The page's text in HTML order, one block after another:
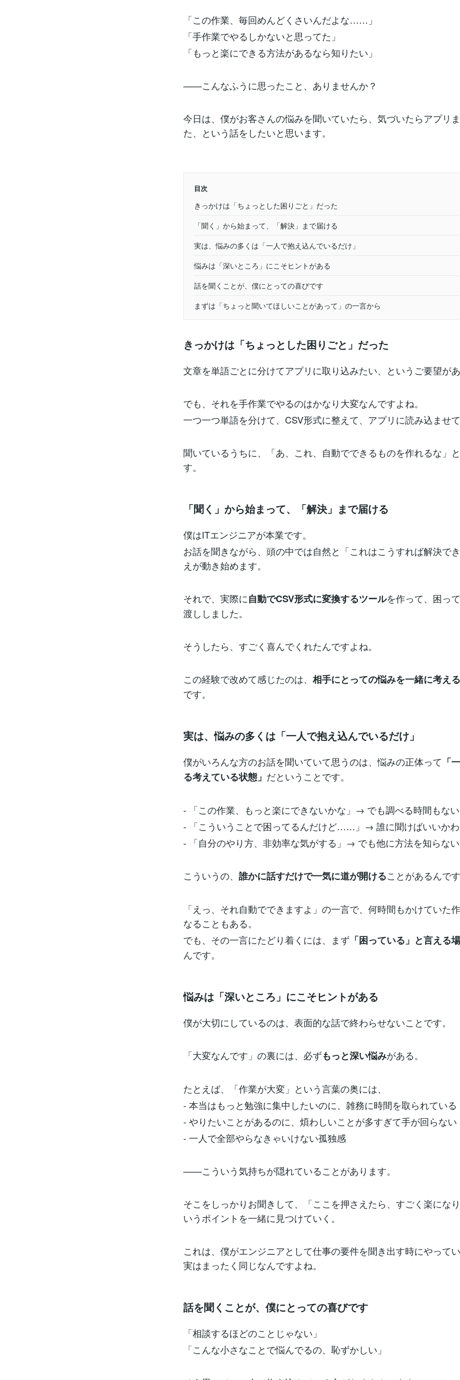
「この作業、毎回めんどくさいんだよな……」
「手作業でやるしかないと思ってた」
「もっと楽にできる方法があるなら知りたい」
——こんなふうに思ったこと、ありませんか？
今日は、僕がお客さんの悩みを聞いていたら、気づいたらアプリ
た、という話をしたいと思います。
目次
きっかけは「ちょっとした困りごと」だった
「聞く」から始まって、「解決」まで届ける
実は、悩みの多くは「一人で抱え込んでいるだけ」
悩みは「深いところ」にこそヒントがある
話を聞くことが、僕にとっての喜びです
まずは「ちょっと聞いてほしいことがあって」の一言から
きっかけは「ちょっとした困りごと」だった
文章を単語ごとに分けてアプリに取り込みたい、というご要望があ
でも、それを手作業でやるのはかなり大変なんですよね。
一つ一つ単語を分けて、CSV形式に整えて、アプリに読み込ませ
聞いているうちに、「あ、これ、自動でできるものを作れるな」
す。
「聞く」から始まって、「解決」まで届ける
僕はITエンジニアが本業です。
お話を聞きながら、頭の中では自然と「これはこうすれば解決で
えが動き始めます。
それで、実際に自動でCSV形式に変換するツールを作って、困っ
渡ししました。
そうしたら、すごく喜んでくれたんですよね。
この経験で改めて感じたのは、 相手にとっての悩みを一緒に考える
です。
実は、悩みの多くは「一人で抱え込んでいるだけ」
僕がいろんな方のお話を聞いていて思うのは、悩みの正体って 「
る考えている状態」 だということです。
- 「この作業、もっと楽にできないかな」→ でも調べる時間もない
- 「こういうことで困ってるんだけど……」→ 誰に聞けばいいか
- 「自分のやり方、非効率な気がする」→ でも他に方法を知らない
こういうの、 誰かに話すだけで一気に道が開けることがあるんです
「えっ、それ自動でできますよ」の一言で、何時間もかけていた
なることもある。
でも、その一言にたどり着くには、まず 「困っている」と言える
んです。
悩みは「深いところ」にこそヒントがある
僕が大切にしているのは、表面的な話で終わらせないことです。
「大変なんです」の裏には、必ずもっと深い悩みがある。
たとえば、「作業が大変」という言葉の奥には、
- 本当はもっと勉強に集中したいのに、雑務に時間を取られている
- やりたいことがあるのに、煩わしいことが多すぎて手が回らない
- 一人で全部やらなきゃいけない孤独感
——こういう気持ちが隠れていることがあります。
そこをしっかりお聞きして、「ここを押さえたら、すごく楽にな
いうポイントを一緒に見つけていく。
これは、僕がエンジニアとして仕事の要件を聞き出す時にやってい
実はまったく同じなんですよね。
話を聞くことが、僕にとっての喜びです
「相談するほどのことじゃない」
「こんな小さなことで悩んでるの、恥ずかしい」